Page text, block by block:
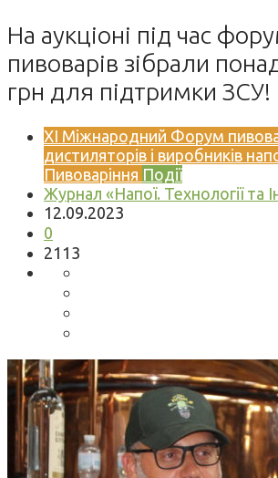
На аукціоні під час
пивоварів зібрали
грн для підтримки ЗСУ!
XI Міжнародний Форум
дистиляторів і виробників
Пивоваріння Події
Журнал «Напої. Технології та
12.09.2023
0
2113